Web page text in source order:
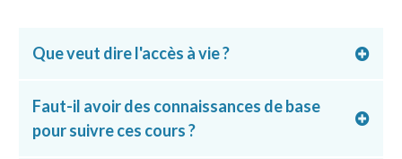
Que veut dire l'accès à vie ?
Faut-il avoir des connaissances de base
pour suivre ces cours ?